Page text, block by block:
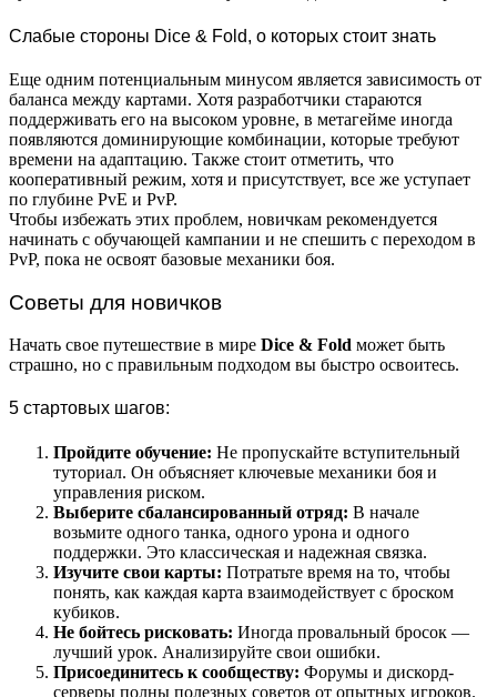
Слабые стороны Dice & Fold, о которых стоит знать
Еще одним потенциальным минусом является зависимость от
баланса между картами. Хотя разработчики стараются
поддерживать его на высоком уровне, в метагейме иногда
появляются доминирующие комбинации, которые требуют
времени на адаптацию. Также стоит отметить, что
кооперативный режим, хотя и присутствует, все же уступает
по глубине PvE и PvP.
Чтобы избежать этих проблем, новичкам рекомендуется
начинать с обучающей кампании и не спешить с переходом в
PvP, пока не освоят базовые механики боя.
Советы для новичков
Начать свое путешествие в мире Dice & Fold может быть
страшно, но с правильным подходом вы быстро освоитесь.
5 стартовых шагов:
Пройдите обучение: Не пропускайте вступительный
туториал. Он объясняет ключевые механики боя и
управления риском.
Выберите сбалансированный отряд: В начале
возьмите одного танка, одного урона и одного
поддержки. Это классическая и надежная связка.
Изучите свои карты: Потратьте время на то, чтобы
понять, как каждая карта взаимодействует с броском
кубиков.
Не бойтесь рисковать: Иногда провальный бросок —
лучший урок. Анализируйте свои ошибки.
Присоединитесь к сообществу: Форумы и дискорд-
серверы полны полезных советов от опытных игроков.